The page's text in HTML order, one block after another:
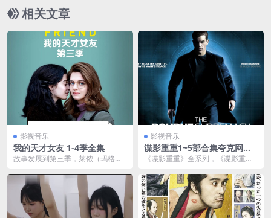
相关文章
影视音乐
我的天才女友 1-4季全集
故事发展到第三季，莱侬（玛格丽
影视音乐
谍影重重1~5部合集夸克网盘
下载
《谍影重重》全系列，《谍影重
对传统特工电影的一种革...